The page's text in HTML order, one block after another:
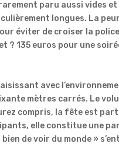
paru aussi vides
longues. La
éviter de croiser la
135 euros pour une
avec
mètres carrés. Le
compris, la fête est
elle constitue une
de voir du monde »